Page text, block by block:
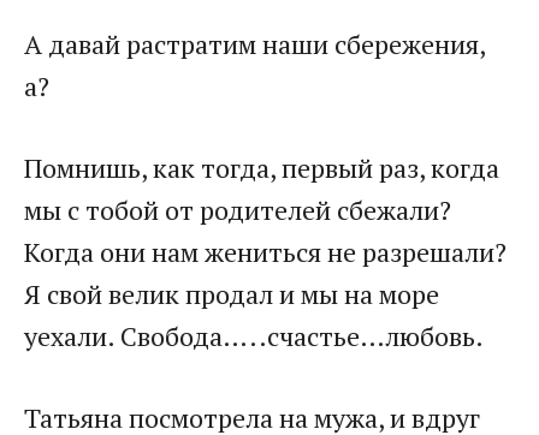
А давай растратим наши сбережения,
а?
Помнишь, как тогда, первый раз, когда
мы с тобой от родителей сбежали?
Когда они нам жениться не разрешали?
Я свой велик продал и мы на море
уехали. Свобода…..счастье…любовь.
Татьяна посмотрела на мужа, и вдруг